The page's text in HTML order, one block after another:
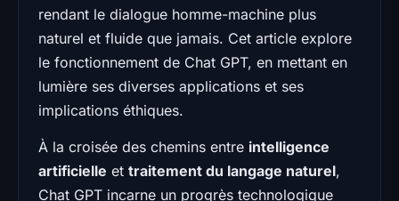
rendant le dialogue homme-machine plus
naturel et fluide que jamais. Cet article explore
le fonctionnement de Chat GPT, en mettant en
lumière ses diverses applications et ses
implications éthiques.
À la croisée des chemins entre intelligence
artificielle et traitement du langage naturel,
Chat GPT incarne un progrès technologique